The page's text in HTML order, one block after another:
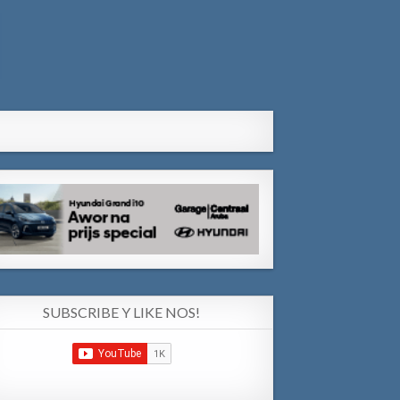
SUBSCRIBE Y LIKE NOS!